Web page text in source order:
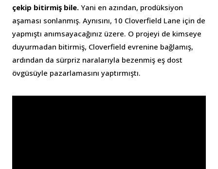
çekip bitirmiş bile. Yani en azından, prodüksiyon
aşaması sonlanmış. Aynısını, 10 Cloverfield Lane için de
yapmıştı anımsayacağınız üzere. O projeyi de kimseye
duyurmadan bitirmiş, Cloverfield evrenine bağlamış,
ardından da sürpriz naralarıyla bezenmiş eş dost
övgüsüyle pazarlamasını yaptırmıştı.